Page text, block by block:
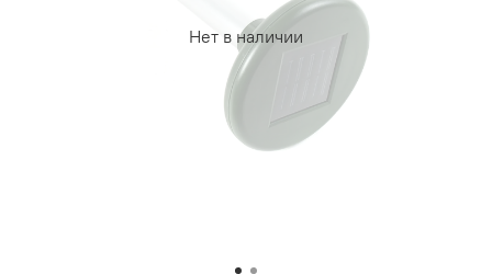
Нет в наличии